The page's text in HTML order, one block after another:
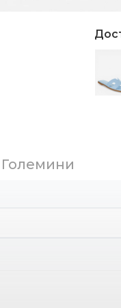
Големини